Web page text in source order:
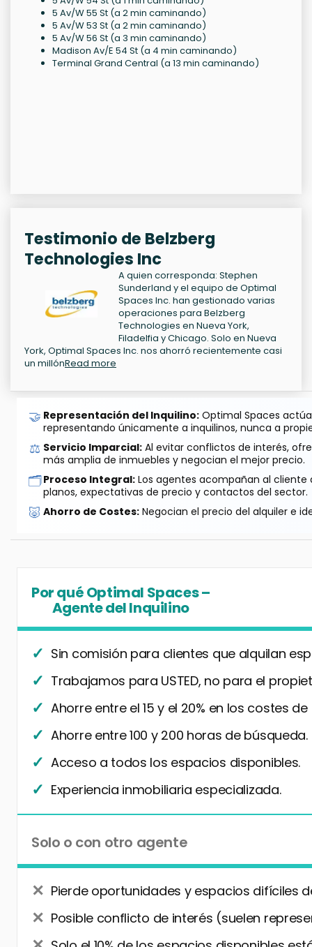
5 Av/W 55 St (a 2 min caminando)
5 Av/W 53 St (a 2 min caminando)
5 Av/W 56 St (a 3 min caminando)
Madison Av/E 54 St (a 4 min caminando)
Terminal Grand Central (a 13 min caminando)
Testimonio de Belzberg
Technologies Inc
A quien corresponda: Stephen
Sunderland y el equipo de Optimal
Spaces Inc. han gestionado varias
operaciones para Belzberg
Technologies en Nueva York,
Filadelfia y Chicago. Solo en Nueva
York, Optimal Spaces Inc. nos ahorró recientemente casi
un millónRead more
🤝 Representación del Inquilino: Optimal Spaces
representando únicamente a inquilinos, nunca a
⚖️ Servicio Imparcial: Al evitar conflictos de interés,
más amplia de inmuebles y negocian el mejor precio.
🗂️Proceso Integral: Los agentes acompañan al
planos, expectativas de precio y contactos del sector.
🐷 Ahorro de Costes: Negocian el precio del alquiler e
Por qué Optimal Spaces –
Agente del Inquilino
Sin comisión para clientes que alquilan
Trabajamos para USTED, no para el
Ahorre entre el 15 y el 20% en los costes
Ahorre entre 100 y 200 horas de búsqueda.
Acceso a todos los espacios disponibles.
Experiencia inmobiliaria especializada.
Solo o con otro agente
Pierde oportunidades y espacios difíciles
Posible conflicto de interés (suelen